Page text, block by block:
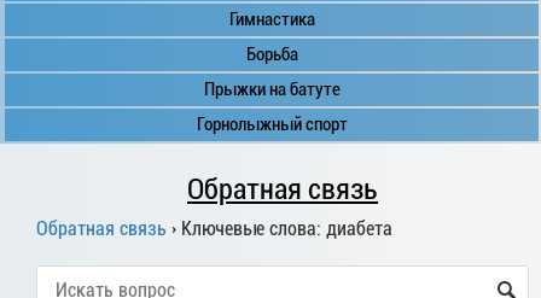
Гимнастика
Борьба
Прыжки на батуте
Горнолыжный спорт
Обратная связь
Обратная связь › Ключевые слова: диабета